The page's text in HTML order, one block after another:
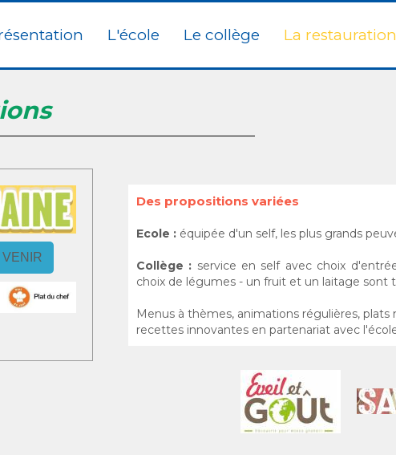
L'école Le collège La restauration
Des propositions variées
Ecole :équipée d'un self, les plus grands
Collège : service en self avec choix
choix de légumes - un fruit et un laitage sont
Menus à thèmes, animations régulières,
recettes innovantes en partenariat avec